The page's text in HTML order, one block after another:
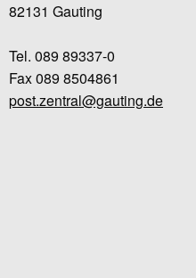
82131 Gauting
Tel. 089 89337-0
Fax 089 8504861
post.zentral@gauting.de